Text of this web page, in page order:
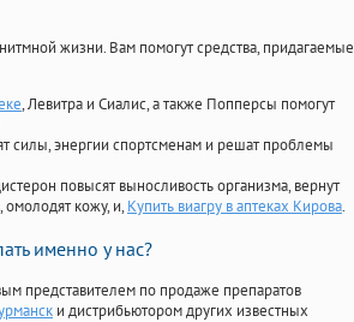
жизни. Вам помогут средства, придагаемые
, Левитра и Сиалис, а также Попперсы помогут
силы, энергии спортсменам и решат проблемы
повысят выносливость организма, вернут
омолодят кожу, и, Купить виагру в аптеках Кирова.
именно у нас?
представителем по продаже препаратов
и дистрибьютором других известных